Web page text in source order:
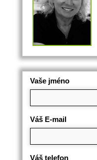
Vaše jméno
Váš E-mail
Váš telefon